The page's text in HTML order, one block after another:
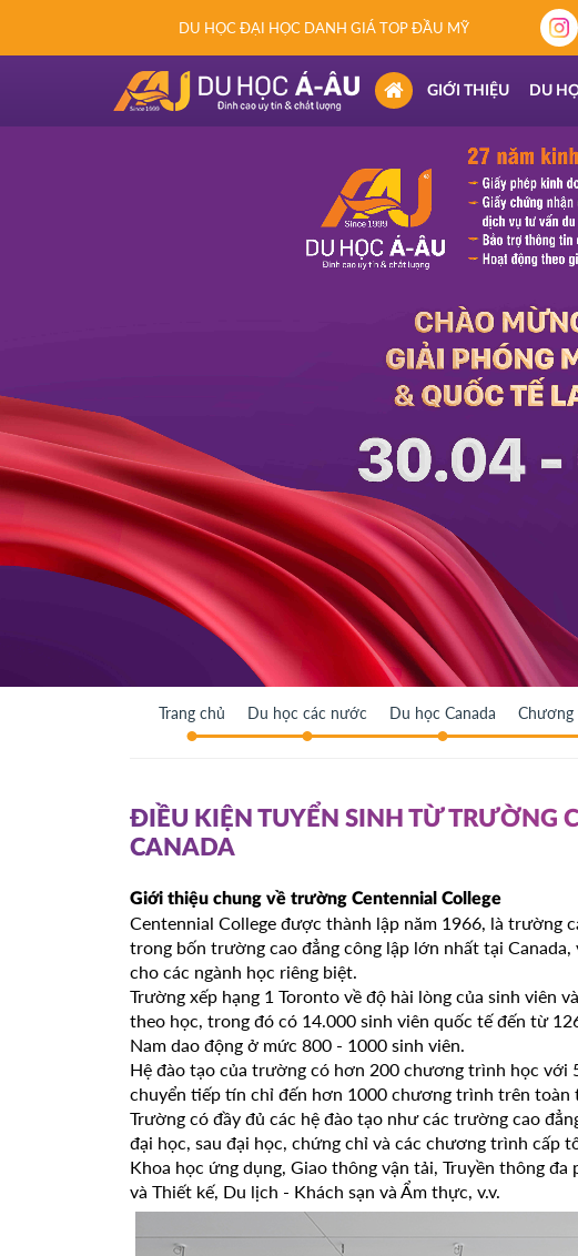
DU HỌC ĐẠI HỌC DANH GIÁ TOP ĐẦU MỸ
(CURRENT)
GIỚI THIỆU DU
Trang chủ Du học các nước Du học Canada Chương
ĐIỀU KIỆN TUYỂN SINH TỪ TRƯỜNG
CANADA
Giới thiệu chung về trường Centennial College
Centennial College được thành lập năm 1966, là trường
trong bốn trường cao đẳng công lập lớn nhất tại
cho các ngành học riêng biệt.
Trường xếp hạng 1 Toronto về độ hài lòng của sinh viên
theo học, trong đó có 14.000 sinh viên quốc tế đến từ
Nam dao động ở mức 800 - 1000 sinh viên.
Hệ đào tạo của trường có hơn 200 chương trình học
chuyển tiếp tín chỉ đến hơn 1000 chương trình trên toàn
Trường có đầy đủ các hệ đào tạo như các trường cao
đại học, sau đại học, chứng chỉ và các chương trình cấp
Khoa học ứng dụng, Giao thông vận tải, Truyền thông
và Thiết kế, Du lịch - Khách sạn và Ẩm thực, v.v.